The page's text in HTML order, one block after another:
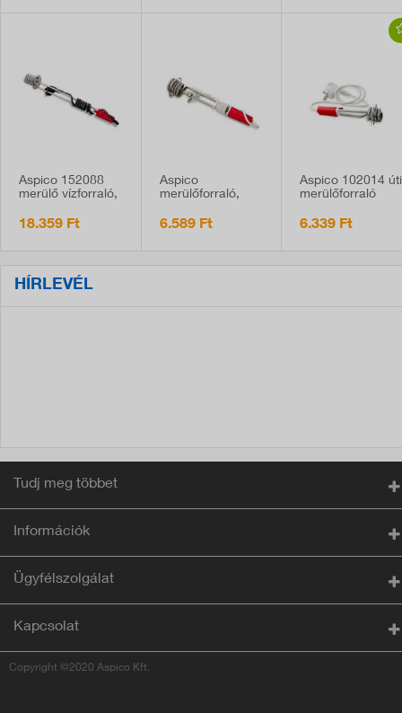
Aspico 152088
merülő vízforraló,
18.359 Ft
Aspico
merülőforraló,
6.589 Ft
Aspico 102014 úti
merülőforraló
350W
6.339 Ft
HÍRLEVÉL
Tudj meg többet
Információk
Ügyfélszolgálat
Kapcsolat
Copyright ©2020 Aspico Kft.